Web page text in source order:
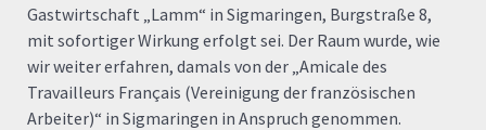
Gastwirtschaft „Lamm“ in Sigmaringen, Burgstraße 8,
mit sofortiger Wirkung erfolgt sei. Der Raum wurde, wie
wir weiter erfahren, damals von der „Amicale des
Travailleurs Français (Vereinigung der französischen
Arbeiter)“ in Sigmaringen in Anspruch genommen.